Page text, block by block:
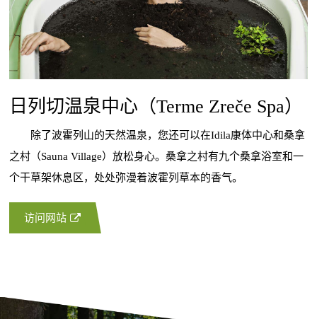
日列切温泉中心（Terme Zreče Spa）
除了波霍列山的天然温泉，您还可以在Idila康体中心和桑拿
之村（Sauna Village）放松身心。桑拿之村有九个桑拿浴室和一
个干草架休息区，处处弥漫着波霍列草本的香气。
访问网站